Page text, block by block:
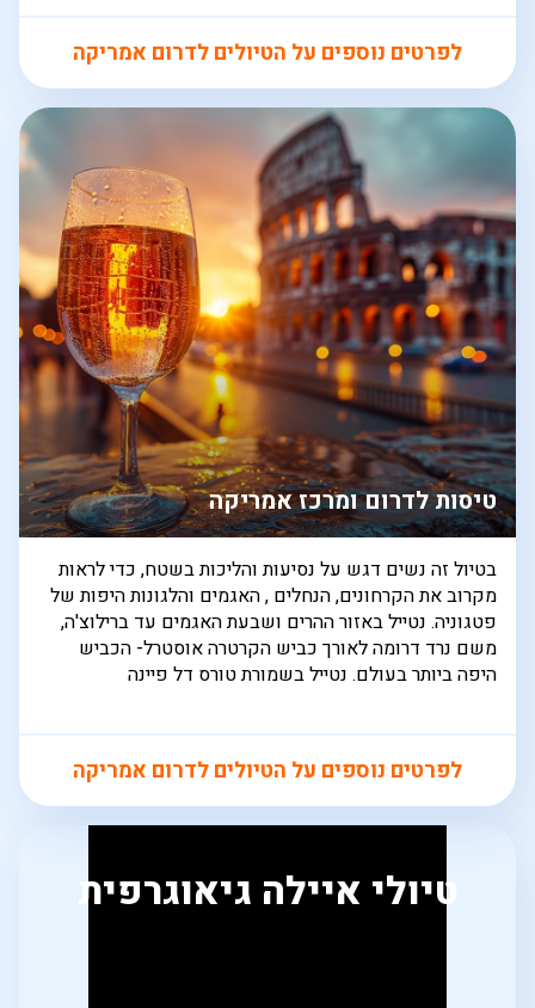
לפרטים נוספים על הטיולים לדרום אמריקה
טיסות לדרום ומרכז אמריקה
בטיול זה נשים דגש על נסיעות והליכות בשטח, כדי לראות
מקרוב את הקרחונים, הנחלים , האגמים והלגונות היפות של
פטגוניה. נטייל באזור ההרים ושבעת האגמים עד ברילוצ'ה,
משם נרד דרומה לאורך כביש הקרטרה אוסטרל- הכביש
היפה ביותר בעולם. נטייל בשמורת טורס דל פיינה
לפרטים נוספים על הטיולים לדרום אמריקה
טיולי איילה גיאוגרפית